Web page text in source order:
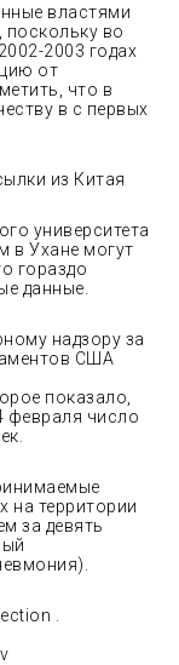
властями
поскольку во
2003 годах
от
что в
в с первых
из Китая
университета
в Ухане могут
гораздо
данные.
надзору за
США
показало,
февраля число
на территории
за девять
.